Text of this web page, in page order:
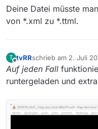
Deine Datei müsste
von *.xml zu *.ttml.
T
Offline
tvRRschrieb am 2. Juli
zuletzt editiert von
Auf jeden Fall
runtergeladen und